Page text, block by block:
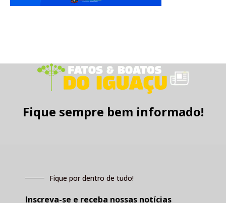
Fique sempre bem informado!
Fique por dentro de tudo!
Inscreva-se e receba nossas notícias